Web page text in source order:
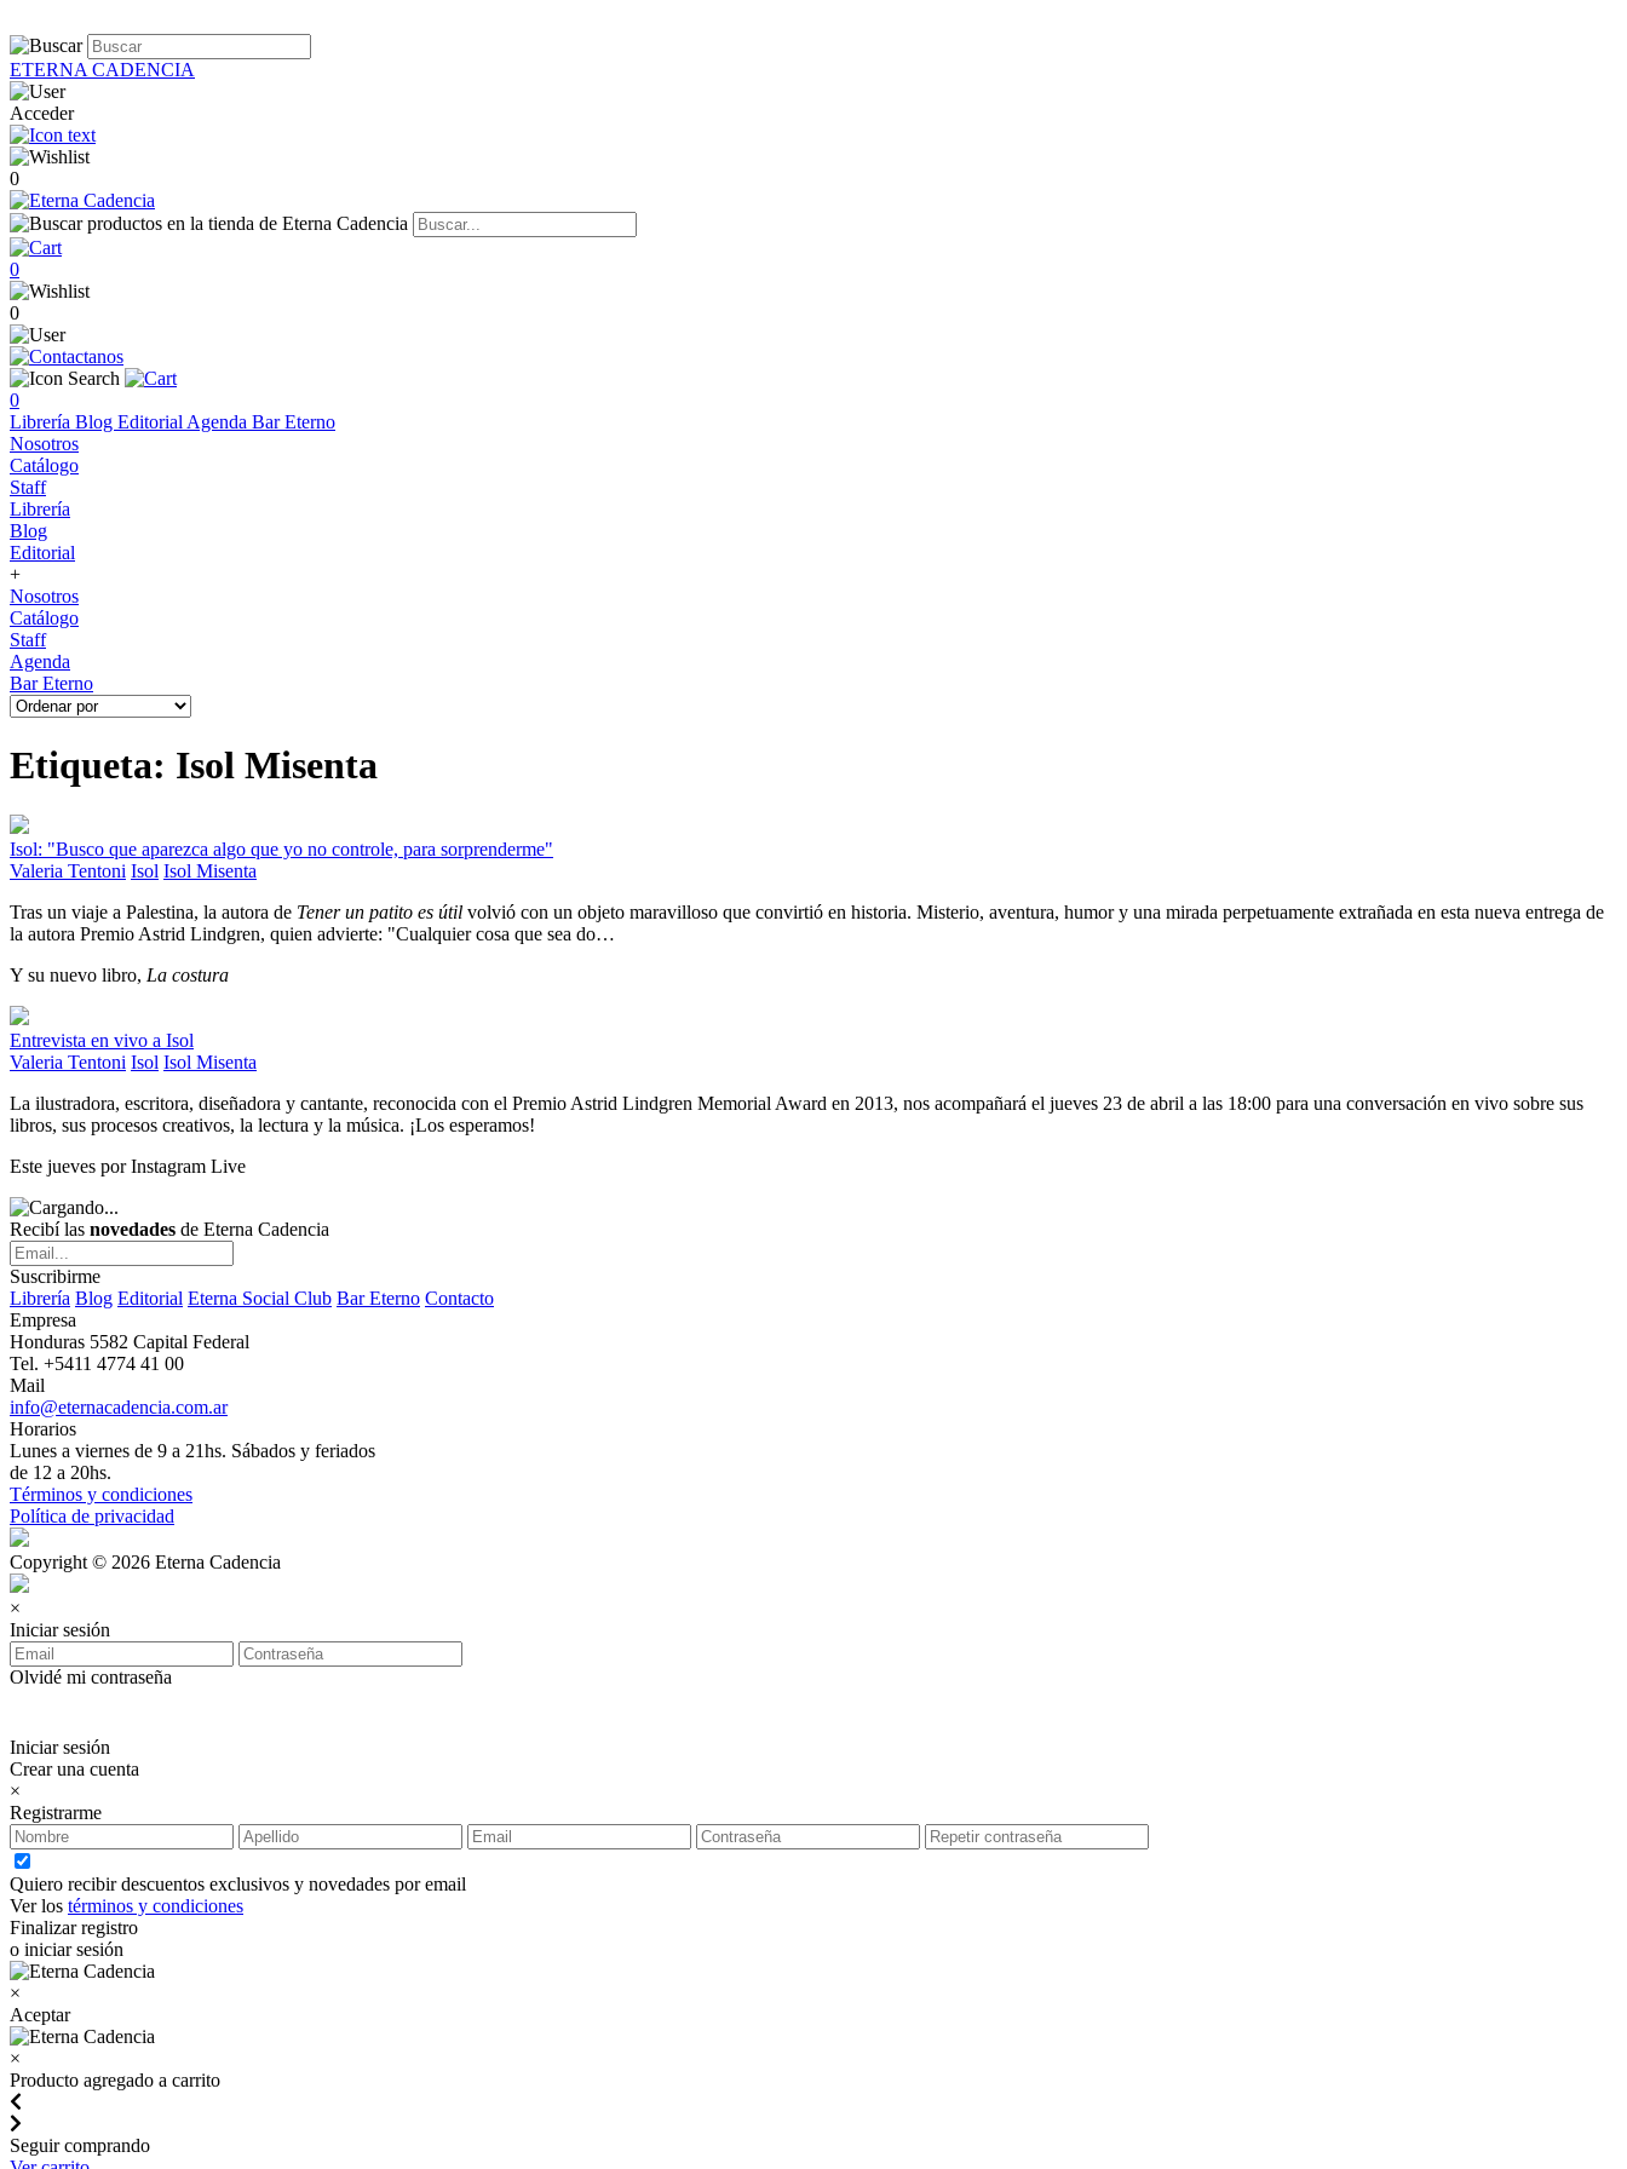
ETERNA CADENCIA
Acceder
0
0
0
0
Librería Blog Editorial Agenda Bar Eterno
Nosotros
Catálogo
Staff
Librería
Blog
Editorial
+
Nosotros
Catálogo
Staff
Agenda
Bar Eterno
Etiqueta: Isol Misenta
Isol: "Busco que aparezca algo que yo no controle, para sorprenderme"
Valeria Tentoni Isol Isol Misenta
Tras un viaje a Palestina, la autora de Tener un patito es útil volvió con un objeto maravilloso que convirtió en historia. Misterio, aventura, humor y una mirada perpetuamente extrañada en esta nueva entrega de
la autora Premio Astrid Lindgren, quien advierte: "Cualquier cosa que sea do…
Y su nuevo libro, La costura
Entrevista en vivo a Isol
Valeria Tentoni Isol Isol Misenta
La ilustradora, escritora, diseñadora y cantante, reconocida con el Premio Astrid Lindgren Memorial Award en 2013, nos acompañará el jueves 23 de abril a las 18:00 para una conversación en vivo sobre sus
libros, sus procesos creativos, la lectura y la música. ¡Los esperamos!
Este jueves por Instagram Live
Recibí las novedades de Eterna Cadencia
Suscribirme
Librería Blog Editorial Eterna Social Club Bar Eterno Contacto
Empresa
Honduras 5582 Capital Federal
Tel. +5411 4774 41 00
Mail
info@eternacadencia.com.ar
Horarios
Lunes a viernes de 9 a 21hs. Sábados y feriados
de 12 a 20hs.
Términos y condiciones
Política de privacidad
Copyright © 2026 Eterna Cadencia
×
Iniciar sesión
Olvidé mi contraseña
Iniciar sesión
Crear una cuenta
×
Registrarme
Quiero recibir descuentos exclusivos y novedades por email
Ver los términos y condiciones
Finalizar registro
o iniciar sesión
×
Aceptar
×
Producto agregado a carrito
Seguir comprando